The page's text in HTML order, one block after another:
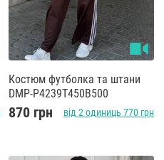
Костюм футболка та штани
DMP-P4239T450B500
870 грн від 2 одиниць 770 грн